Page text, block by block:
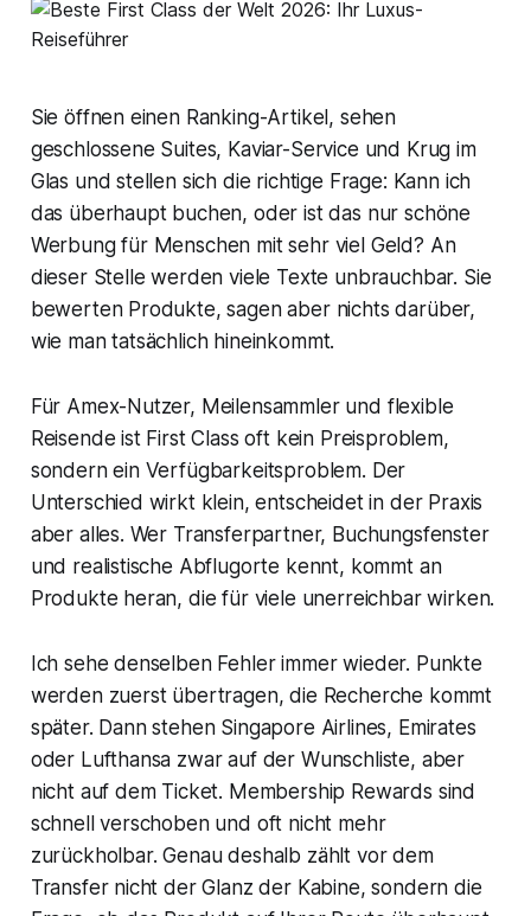
Sie öffnen einen Ranking-Artikel, sehen
geschlossene Suites, Kaviar-Service und Krug im
Glas und stellen sich die richtige Frage: Kann ich
das überhaupt buchen, oder ist das nur schöne
Werbung für Menschen mit sehr viel Geld? An
dieser Stelle werden viele Texte unbrauchbar. Sie
bewerten Produkte, sagen aber nichts darüber,
wie man tatsächlich hineinkommt.
Für Amex-Nutzer, Meilensammler und flexible
Reisende ist First Class oft kein Preisproblem,
sondern ein Verfügbarkeitsproblem. Der
Unterschied wirkt klein, entscheidet in der Praxis
aber alles. Wer Transferpartner, Buchungsfenster
und realistische Abflugorte kennt, kommt an
Produkte heran, die für viele unerreichbar wirken.
Ich sehe denselben Fehler immer wieder. Punkte
werden zuerst übertragen, die Recherche kommt
später. Dann stehen Singapore Airlines, Emirates
oder Lufthansa zwar auf der Wunschliste, aber
nicht auf dem Ticket. Membership Rewards sind
schnell verschoben und oft nicht mehr
zurückholbar. Genau deshalb zählt vor dem
Transfer nicht der Glanz der Kabine, sondern die